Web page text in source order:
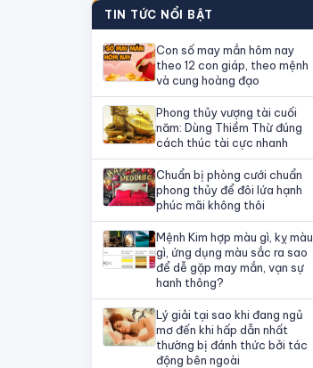
TIN TỨC NỔI BẬT
Con số may mắn hôm nay
theo 12 con giáp, theo mệnh
và cung hoàng đạo
Phong thủy vượng tài cuối
năm: Dùng Thiềm Thừ đúng
cách thúc tài cực nhanh
Chuẩn bị phòng cưới chuẩn
phong thủy để đôi lứa hạnh
phúc mãi không thôi
Mệnh Kim hợp màu gì, kỵ màu
gì, ứng dụng màu sắc ra sao
để dễ gặp may mắn, vạn sự
hanh thông?
Lý giải tại sao khi đang ngủ
mơ đến khi hấp dẫn nhất
thường bị đánh thức bởi tác
động bên ngoài